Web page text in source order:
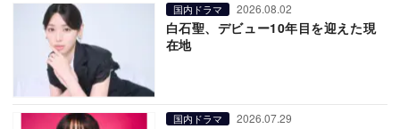
国内ドラマ 2026.08.02
白石聖、デビュー10年目を迎えた現
在地
国内ドラマ 2026.07.29